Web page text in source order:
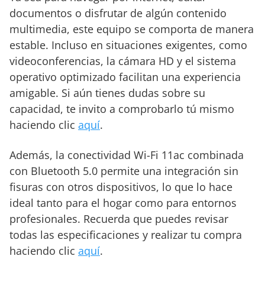
documentos o disfrutar de algún contenido
multimedia, este equipo se comporta de manera
estable. Incluso en situaciones exigentes, como
videoconferencias, la cámara HD y el sistema
operativo optimizado facilitan una experiencia
amigable. Si aún tienes dudas sobre su
capacidad, te invito a comprobarlo tú mismo
haciendo clic aquí.
Además, la conectividad Wi-Fi 11ac combinada
con Bluetooth 5.0 permite una integración sin
fisuras con otros dispositivos, lo que lo hace
ideal tanto para el hogar como para entornos
profesionales. Recuerda que puedes revisar
todas las especificaciones y realizar tu compra
haciendo clic aquí.